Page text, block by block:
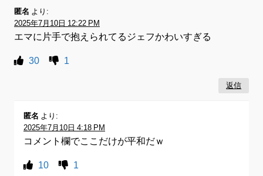
匿名 より:
2025年7月10日 12:22 PM
エマに片手で抱えられてるジェフかわいすぎる
30 1
返信
匿名 より:
2025年7月10日 4:18 PM
コメント欄でここだけが平和だｗ
10 1